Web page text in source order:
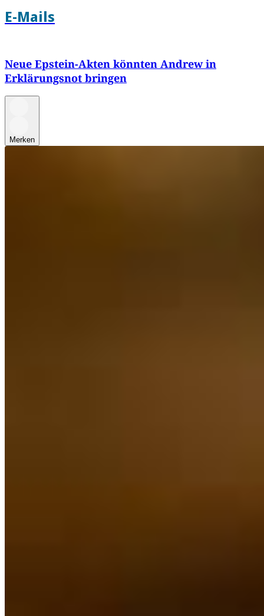
E-Mails
Neue Epstein-Akten könnten Andrew in
Erklärungsnot bringen
Merken